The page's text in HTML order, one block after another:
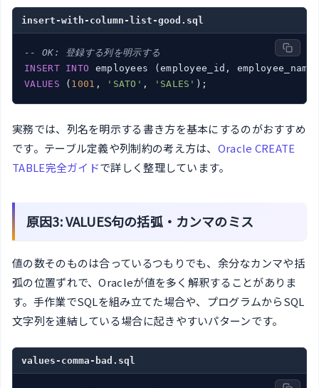
insert-with-column-list-good.sql
-- OK: 登録する列を明示する
INSERT
INTO
VALUES ( 1001 , 'SATO' , 'SALES'
実務では、列名を明示する書き方を基本にするのがおすすめ
です。テーブル定義や列制約の考え方は、 Oracle CREATE
TABLE完全ガイドで詳しく整理しています。
原因3: VALUES句の括弧・カンマのミス
値の数そのものは合っているつもりでも、余分なカンマや括
弧の位置ずれで、Oracleが値を多く解釈することがありま
す。手作業でSQLを組み立てた場合や、プログラムからSQL
文字列を連結している場合に起きやすいパターンです。
values-comma-bad.sql